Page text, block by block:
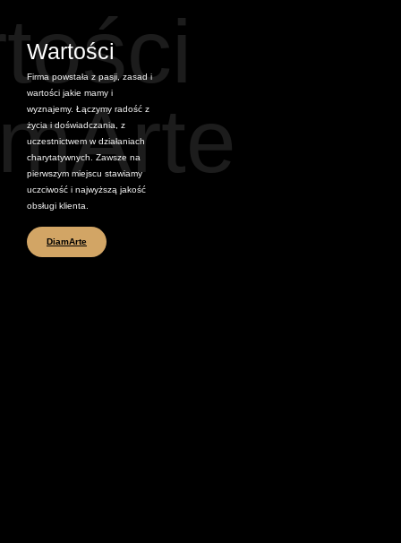
Wartości
Firma powstała z pasji, zasad i
wartości jakie mamy i
wyznajemy. Łączymy radość z
życia i doświadczania, z
uczestnictwem w działaniach
charytatywnych. Zawsze na
pierwszym miejscu stawiamy
uczciwość i najwyższą jakość
obsługi klienta.
DiamArte